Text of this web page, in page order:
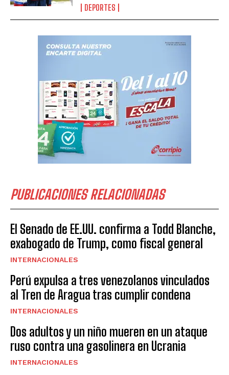
DEPORTES
PUBLICACIONES RELACIONADAS
El Senado de EE.UU. confirma a Todd Blanche,
exabogado de Trump, como fiscal general
INTERNACIONALES
Perú expulsa a tres venezolanos vinculados
al Tren de Aragua tras cumplir condena
INTERNACIONALES
Dos adultos y un niño mueren en un ataque
ruso contra una gasolinera en Ucrania
INTERNACIONALES